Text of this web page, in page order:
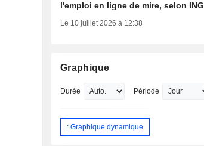
l'emploi en ligne de mire, selon ING
Le 10 juillet 2026 à 12:38
Graphique
Durée Période
: Graphique dynamique